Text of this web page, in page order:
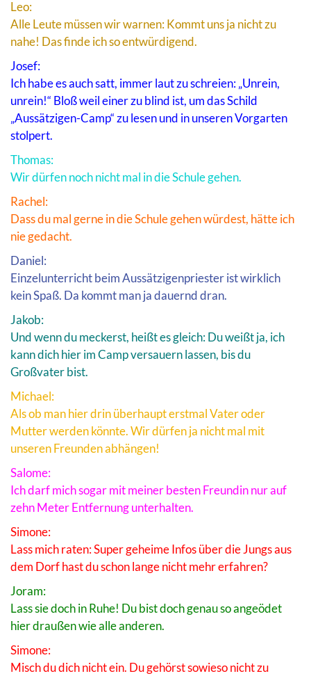
Leo:
Alle Leute müssen wir warnen: Kommt uns ja nicht zu
nahe! Das finde ich so entwürdigend.
Josef:
Ich habe es auch satt, immer laut zu schreien: „Unrein,
unrein!“ Bloß weil einer zu blind ist, um das Schild
„Aussätzigen-Camp“ zu lesen und in unseren Vorgarten
stolpert.
Thomas:
Wir dürfen noch nicht mal in die Schule gehen.
Rachel:
Dass du mal gerne in die Schule gehen würdest, hätte ich
nie gedacht.
Daniel:
Einzelunterricht beim Aussätzigenpriester ist wirklich
kein Spaß. Da kommt man ja dauernd dran.
Jakob:
Und wenn du meckerst, heißt es gleich: Du weißt ja, ich
kann dich hier im Camp versauern lassen, bis du
Großvater bist.
Michael:
Als ob man hier drin überhaupt erstmal Vater oder
Mutter werden könnte. Wir dürfen ja nicht mal mit
unseren Freunden abhängen!
Salome:
Ich darf mich sogar mit meiner besten Freundin nur auf
zehn Meter Entfernung unterhalten.
Simone:
Lass mich raten: Super geheime Infos über die Jungs aus
dem Dorf hast du schon lange nicht mehr erfahren?
Joram:
Lass sie doch in Ruhe! Du bist doch genau so angeödet
hier draußen wie alle anderen.
Simone:
Misch du dich nicht ein. Du gehörst sowieso nicht zu